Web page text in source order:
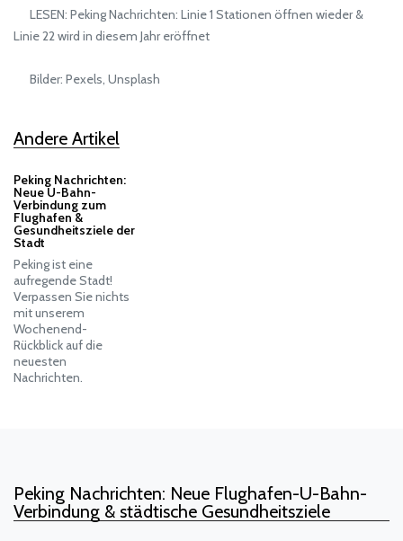
LESEN: Peking Nachrichten: Linie 1 Stationen öffnen wieder &
Linie 22 wird in diesem Jahr eröffnet
Bilder: Pexels, Unsplash
Andere Artikel
Peking Nachrichten:
Neue U-Bahn-
Verbindung zum
Flughafen &
Gesundheitsziele der
Stadt
Peking ist eine
aufregende Stadt!
Verpassen Sie nichts
mit unserem
Wochenend-
Rückblick auf die
neuesten
Nachrichten.
Peking Nachrichten: Neue Flughafen-U-Bahn-
Verbindung & städtische Gesundheitsziele